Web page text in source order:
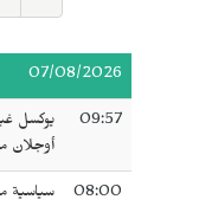
07/08/2026
09:57
يوكسل
أوجلان
08:00
سياسية